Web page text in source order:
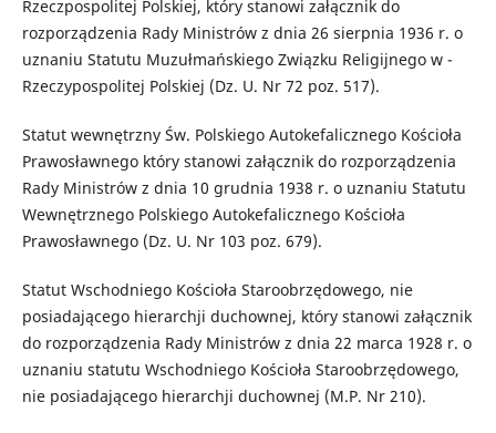
Rzeczpospolitej Polskiej, który stanowi załącznik do
rozporządzenia Rady Ministrów z dnia 26 sierpnia 1936 r. o
uznaniu Statutu Muzułmańskiego Związku Religijnego w ­
Rzeczypospolitej Polskiej (Dz. U. Nr 72 poz. 517).
Statut wewnętrzny Św. Polskiego Autokefalicznego Kościoła
Prawosławnego który stanowi załącznik do rozporządzenia
Rady Ministrów z dnia 10 grudnia 1938 r. o uznaniu Statutu
Wewnętrznego Polskiego Autokefalicznego Kościoła
Prawosławnego (Dz. U. Nr 103 poz. 679).
Statut Wschodniego Kościoła Staroobrzędowego, nie
posiadającego hierarchji duchownej, który stanowi załącznik
do rozporządzenia Rady Ministrów z dnia 22 marca 1928 r. o
uznaniu statutu Wschodniego Kościoła Staroobrzędowego,
nie posiadającego hierarchji duchownej (M.P. Nr 210).